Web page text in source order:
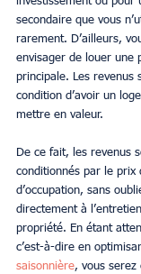
secondaire que vous
rarement. D’ailleurs,
envisager de louer une
principale. Les revenus
condition d’avoir un
mettre en valeur.
De ce fait, les revenus
conditionnés par le prix
d’occupation, sans
directement à
propriété. En étant
c’est-à-dire en
saisonnière, vous serez